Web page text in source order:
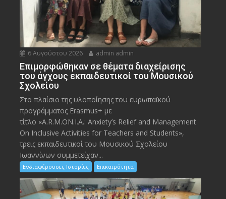
6 Αυγούστου 2026 admin admin
Eπιμορφώθηκαν σε θέματα διαχείρισης
του άγχους εκπαιδευτικοί του Μουσικού
Σχολείου
Στο πλαίσιο της υλοποίησης του ευρωπαϊκού
προγράμματος Erasmus+ με
τίτλο «A.R.M.ON.I.A.: Anxiety’s Relief and Management
On Inclusive Activities for Teachers and Students»,
τρεις εκπαιδευτικοί του Μουσικού Σχολείου
Ιωαννίνων συμμετείχαν...
Ενδιαφέρουσες Ιστορίες Επικαιρότητα